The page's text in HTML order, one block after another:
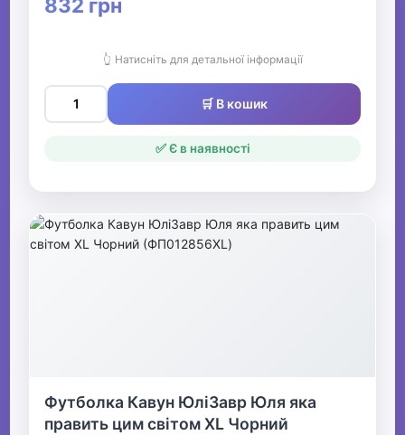
832 грн
👆 Натисніть для детальної інформації
🛒 В кошик
✅ Є в наявності
Футболка Кавун ЮліЗавр Юля яка
править цим світом XL Чорний